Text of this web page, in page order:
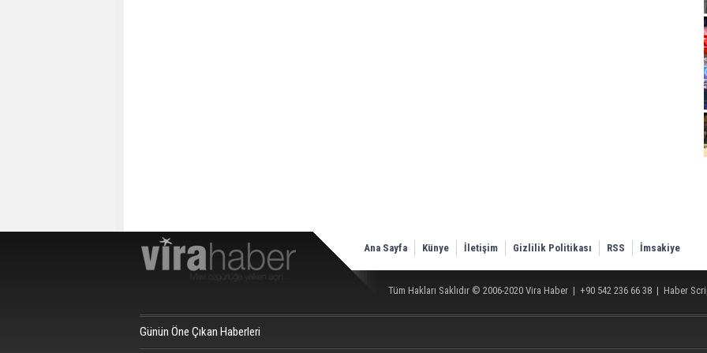
Ana Sayfa Künye İletişim Gizlilik Politikası RSS İmsakiye
Tüm Hakları Saklıdır © 2006-2020 Vira Haber | +90 542 236 66 38 | Haber
Günün Öne Çıkan Haberleri